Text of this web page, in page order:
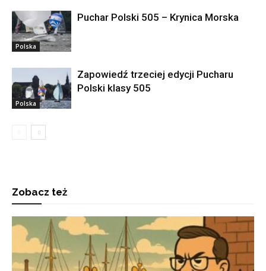
Polska
Puchar Polski 505 – Krynica Morska
Polska
Zapowiedź trzeciej edycji Pucharu
Polski klasy 505
Zobacz też